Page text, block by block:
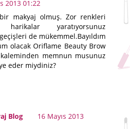
2013 01:22
makyaj olmuş. Zor renkleri
harikalar yaratıyorsunuz
de mükemmel.Bayıldım
olacak Oriflame Beauty Brow
memnun musunuz
eder miydiniz?
Blog
16 Mayıs 2013